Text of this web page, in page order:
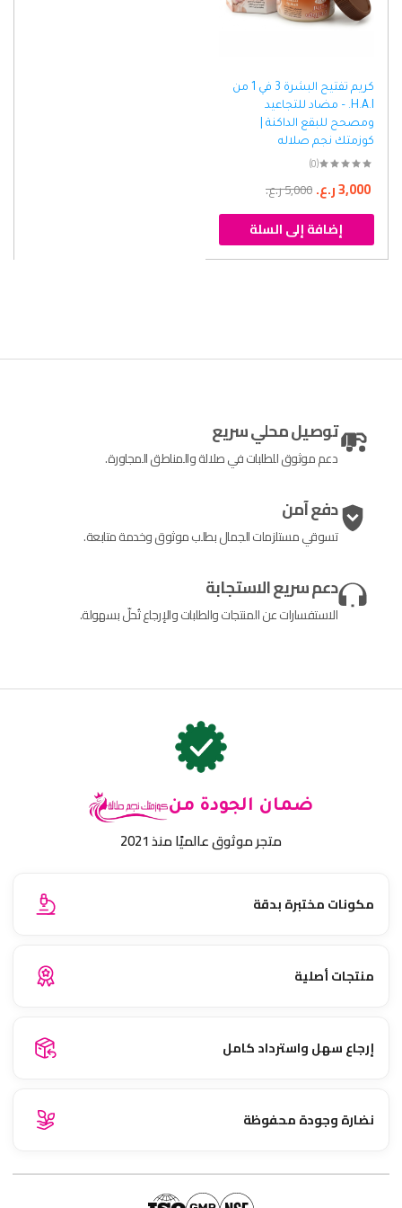
كريم تفتيح البشرة 3 في 1 من
H.A.I. – مضاد للتجاعيد
ومصحح للبقع الداكنة |
كوزمتك نجم صلاله
(0)
5,000ر.ع. 3,000ر.ع.
إضافة إلى السلة
توصيل محلي سريع
دعم موثوق للطلبات في صلالة والمناطق المجاورة.
دفع آمن
تسوقي مستلزمات الجمال بطلب موثوق وخدمة متابعة.
دعم سريع الاستجابة
الاستفسارات عن المنتجات والطلبات والإرجاع تُحلّ بسهولة.
ضمان الجودة من
متجر موثوق عالميًا منذ 2021
مكونات مختبرة بدقة
منتجات أصلية
إرجاع سهل واسترداد كامل
نضارة وجودة محفوظة